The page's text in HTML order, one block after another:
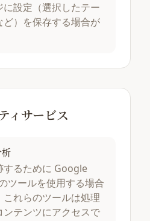
に設定（選択したテー
ど）を保存する場合が
ィサービス
するために Google
ツールを使用する場合
れらのツールは処理
テンツにアクセスで